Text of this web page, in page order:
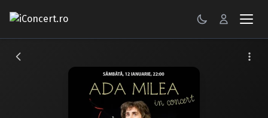
CONCERTE